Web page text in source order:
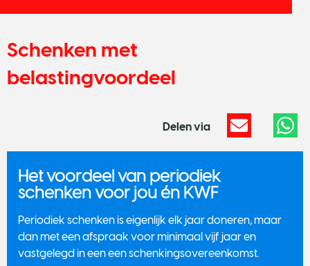
Schenken met
belastingvoordeel
Delen via
Het voordeel van periodiek
schenken voor jou én KWF
Periodiek schenken is eigenlijk elk jaar doneren, maar
dan met een afspraak voor minimaal vijf jaar en
vastgelegd in een een schenkingsovereenkomst.